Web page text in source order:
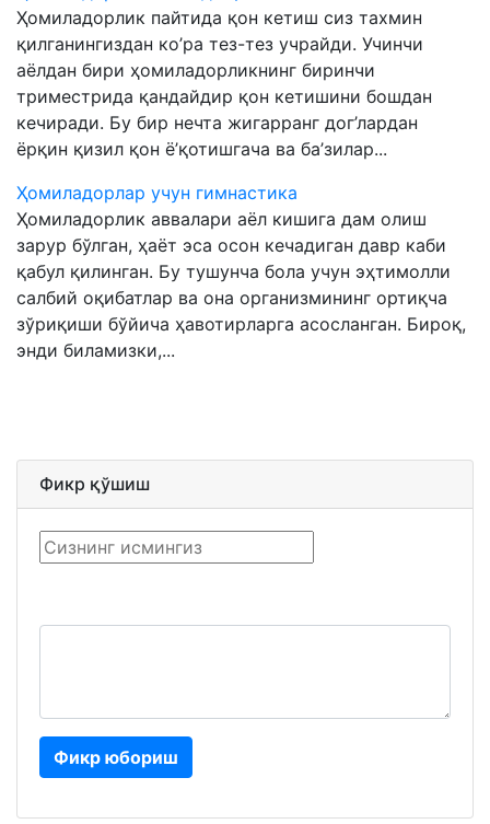
Ҳомиладорлик пайтида қон кетиш сиз тахмин
қилганингиздан ко’ра тез-тез учрайди. Учинчи
аёлдан бири ҳомиладорликнинг биринчи
триместрида қандайдир қон кетишини бошдан
кечиради. Бу бир нечта жигарранг дог’лардан
ёрқин қизил қон ё’қотишгача ва ба’зилар...
Ҳомиладорлар учун гимнастика
Ҳомиладорлик аввалари аёл кишига дам олиш
зарур бўлган, ҳаёт эса осон кечадиган давр каби
қабул қилинган. Бу тушунча бола учун эҳтимолли
салбий оқибатлар ва она организмининг ортиқча
зўриқиши бўйича ҳавотирларга асосланган. Бироқ,
энди биламизки,...
Фикр қўшиш
Фикр юбориш